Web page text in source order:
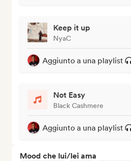
Keep it up
NyaC
Aggiunto a una playlist
Not Easy
Black Cashmere
Aggiunto a una playlist
Mood che lui/lei ama